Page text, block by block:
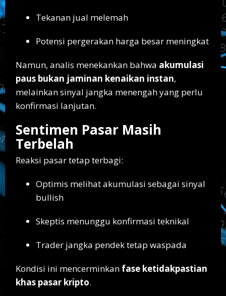
Tekanan jual melemah
Potensi pergerakan harga besar meningkat
Namun, analis menekankan bahwa akumulasi
paus bukan jaminan kenaikan instan,
melainkan sinyal jangka menengah yang perlu
konfirmasi lanjutan.
Sentimen Pasar Masih
Terbelah
Reaksi pasar tetap terbagi:
Optimis melihat akumulasi sebagai sinyal
bullish
Skeptis menunggu konfirmasi teknikal
Trader jangka pendek tetap waspada
Kondisi ini mencerminkan fase ketidakpastian
khas pasar kripto.